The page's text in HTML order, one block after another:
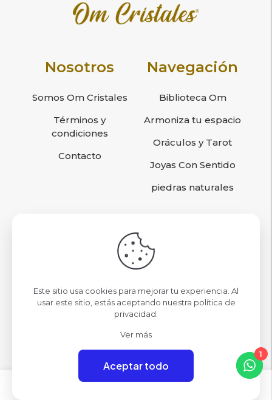
Nosotros
Somos Om Cristales
Términos y
condiciones
Contacto
Navegación
Biblioteca Om
Armoniza tu espacio
Oráculos y Tarot
Joyas Con Sentido
piedras naturales
Nuestras Tiendas
Este sitio usa cookies para mejorar tu experiencia. Al
usar este sitio, estás aceptando nuestra política de
privacidad
Ver más
Aceptar todo
1